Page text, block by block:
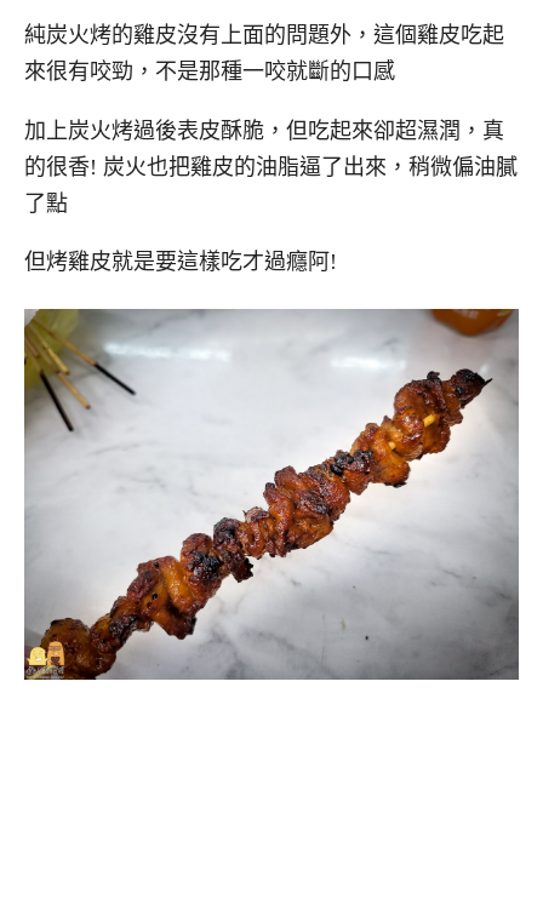
純炭火烤的雞皮沒有上面的問題外，這個雞皮吃起
來很有咬勁，不是那種一咬就斷的口感
加上炭火烤過後表皮酥脆，但吃起來卻超濕潤，真
的很香! 炭火也把雞皮的油脂逼了出來，稍微偏油膩
了點
但烤雞皮就是要這樣吃才過癮阿!